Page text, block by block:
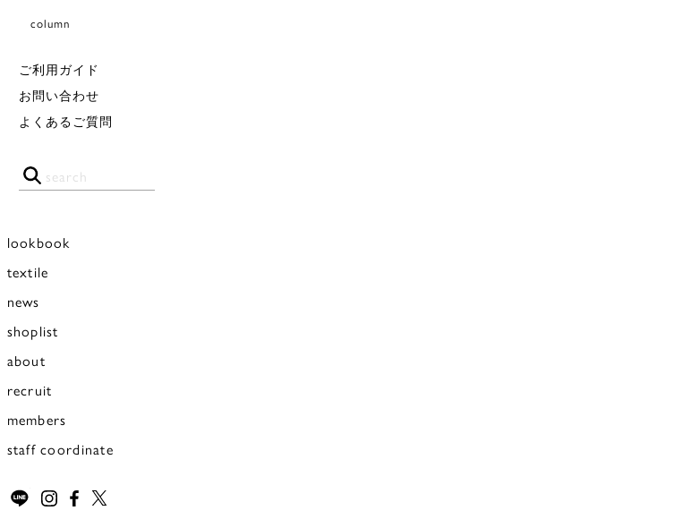
column
ご利用ガイド
お問い合わせ
よくあるご質問
lookbook
textile
news
shoplist
about
recruit
members
staff coordinate